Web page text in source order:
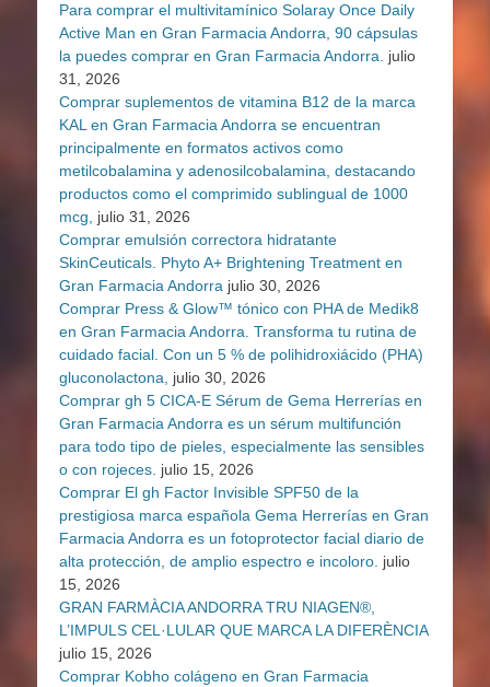
Para comprar el multivitamínico Solaray Once Daily
Active Man en Gran Farmacia Andorra, 90 cápsulas
la puedes comprar en Gran Farmacia Andorra. julio
31, 2026
Comprar suplementos de vitamina B12 de la marca
KAL en Gran Farmacia Andorra se encuentran
principalmente en formatos activos como
metilcobalamina y adenosilcobalamina, destacando
productos como el comprimido sublingual de 1000
mcg, julio 31, 2026
Comprar emulsión correctora hidratante
SkinCeuticals. Phyto A+ Brightening Treatment en
Gran Farmacia Andorra julio 30, 2026
Comprar Press & Glow™ tónico con PHA de Medik8
en Gran Farmacia Andorra. Transforma tu rutina de
cuidado facial. Con un 5 % de polihidroxiácido (PHA)
gluconolactona, julio 30, 2026
Comprar gh 5 CICA-E Sérum de Gema Herrerías en
Gran Farmacia Andorra es un sérum multifunción
para todo tipo de pieles, especialmente las sensibles
o con rojeces. julio 15, 2026
Comprar El gh Factor Invisible SPF50 de la
prestigiosa marca española Gema Herrerías en Gran
Farmacia Andorra es un fotoprotector facial diario de
alta protección, de amplio espectro e incoloro. julio
15, 2026
GRAN FARMÀCIA ANDORRA TRU NIAGEN®,
L’IMPULS CEL·LULAR QUE MARCA LA DIFERÈNCIA
julio 15, 2026
Comprar Kobho colágeno en Gran Farmacia